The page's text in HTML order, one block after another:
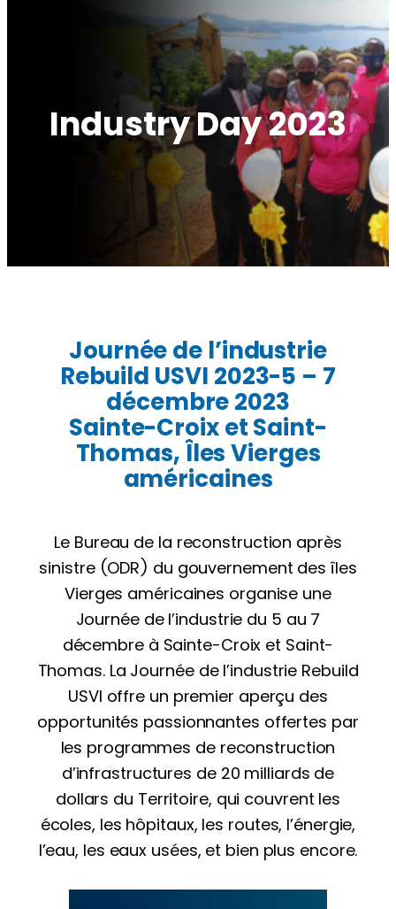
Industry Day 2023
Journée de l’industrie
Rebuild USVI 2023-5 – 7
décembre 2023
Sainte-Croix et Saint-
Thomas, Îles Vierges
américaines
Le Bureau de la reconstruction après
sinistre (ODR) du gouvernement des îles
Vierges américaines organise une
Journée de l’industrie du 5 au 7
décembre à Sainte-Croix et Saint-
Thomas. La Journée de l’industrie Rebuild
USVI offre un premier aperçu des
opportunités passionnantes offertes par
les programmes de reconstruction
d’infrastructures de 20 milliards de
dollars du Territoire, qui couvrent les
écoles, les hôpitaux, les routes, l’énergie,
l’eau, les eaux usées, et bien plus encore.